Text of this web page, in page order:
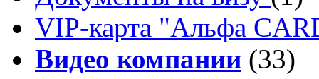
VIP-карта "Альфа
Видео компании (33)